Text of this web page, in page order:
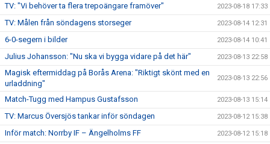
TV: "Vi behöver ta flera trepoängare framöver" 2023-08-18 17:33
TV: Målen från söndagens storseger 2023-08-14 12:31
6-0-segern i bilder 2023-08-14 10:41
Julius Johansson: "Nu ska vi bygga vidare på det här" 2023-08-13 22:58
Magisk eftermiddag på Borås Arena: "Riktigt skönt med en
urladdning"
2023-08-13 22:56
Match-Tugg med Hampus Gustafsson 2023-08-13 15:14
TV: Marcus Översjös tankar inför söndagen 2023-08-12 15:38
Inför match: Norrby IF – Ängelholms FF 2023-08-12 15:18